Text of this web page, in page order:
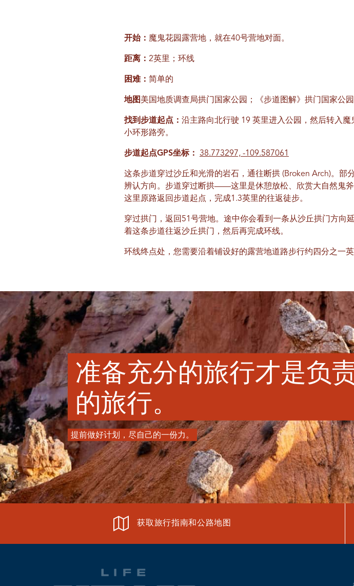
开始： 魔鬼花园露营地，就在40号营地对面。
距离： 2英里；环线
困难： 简单的
地图美国地质调查局拱门国家公园；《步道图解》拱门国家公园
找到步道起点： 沿主路向北行驶 19 英里进入公园，然后转入
小环形路旁。
步道起点GPS坐标： 38.773297, -109.587061
这条步道穿过沙丘和光滑的岩石，通往断拱 (Broken Arch)。
辨认方向。步道穿过断拱——这里是休憩放松、欣赏大自然鬼
这里原路返回步道起点，完成1.3英里的往返徒步。
穿过拱门，返回51号营地。途中你会看到一条从沙丘拱门方向
着这条步道往返沙丘拱门，然后再完成环线。
环线终点处，您需要沿着铺设好的露营地道路步行约四分之一
准备充分的旅行才是负
的旅行。
提前做好计划，尽自己的一份力。
获取旅行指南和公路地图